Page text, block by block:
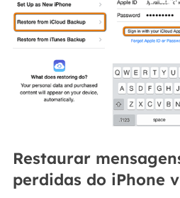
Restaurar
perdidas do iPhone